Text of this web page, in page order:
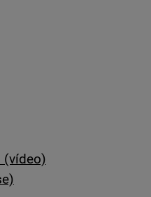
(vídeo)